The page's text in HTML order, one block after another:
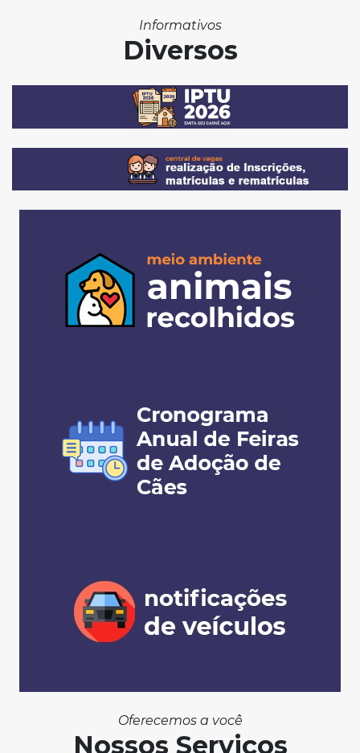
Informativos
Diversos
Oferecemos a você
Nossos Serviços